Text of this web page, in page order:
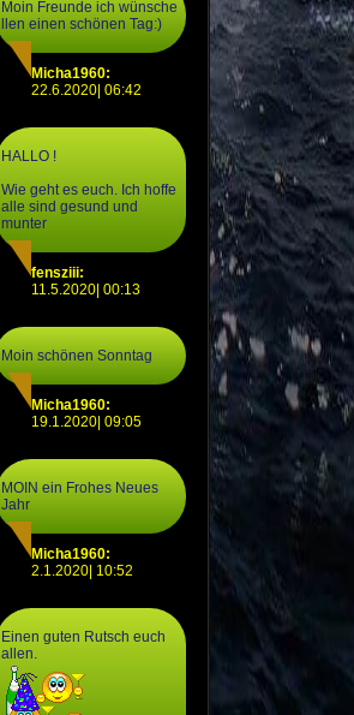
Moin Freunde ich wünsche
llen einen schönen Tag:)
Micha1960:
22.6.2020| 06:42
HALLO !
Wie geht es euch. Ich hoffe
alle sind gesund und
munter
fensziii:
11.5.2020| 00:13
Moin schönen Sonntag
Micha1960:
19.1.2020| 09:05
MOIN ein Frohes Neues
Jahr
Micha1960:
2.1.2020| 10:52
Einen guten Rutsch euch
allen.